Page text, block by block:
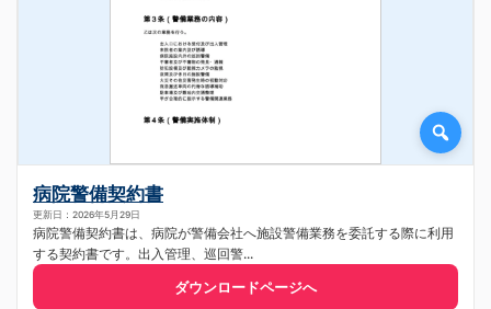
病院警備契約書
更新日：2026年5月29日
病院警備契約書は、病院が警備会社へ施設警備業務を委託する際に利用
する契約書です。出入管理、巡回警...
ダウンロードページへ